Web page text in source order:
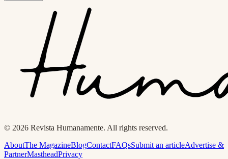
© 2026 Revista Humanamente. All rights reserved.
AboutThe MagazineBlogContactFAQsSubmit an articleAdvertise &
PartnerMastheadPrivacy